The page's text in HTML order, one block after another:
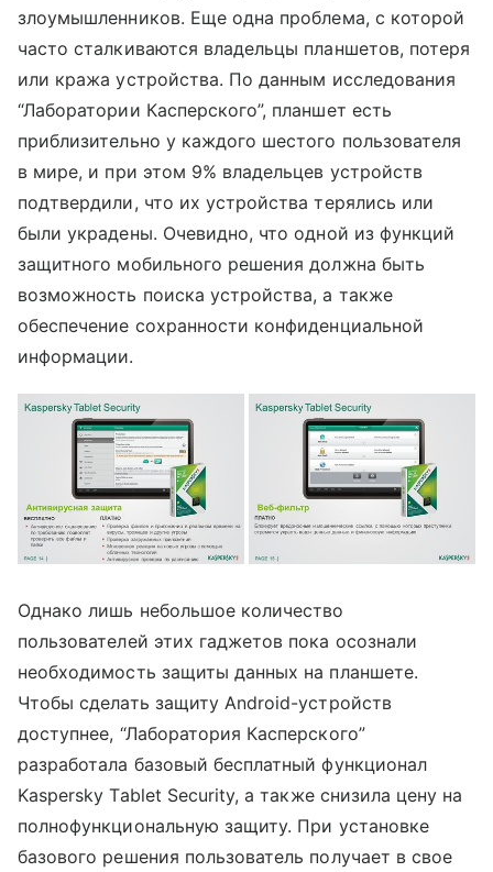
злоумышленников. Еще одна проблема, с которой
часто сталкиваются владельцы планшетов, потеря
или кража устройства. По данным исследования
“Лаборатории Касперского”, планшет есть
приблизительно у каждого шестого пользователя
в мире, и при этом 9% владельцев устройств
подтвердили, что их устройства терялись или
были украдены. Очевидно, что одной из функций
защитного мобильного решения должна быть
возможность поиска устройства, а также
обеспечение сохранности конфиденциальной
информации.
Однако лишь небольшое количество
пользователей этих гаджетов пока осознали
необходимость защиты данных на планшете.
Чтобы сделать защиту Android-устройств
доступнее, “Лаборатория Касперского”
разработала базовый бесплатный функционал
Kaspersky Tablet Security, а также снизила цену на
полнофункциональную защиту. При установке
базового решения пользователь получает в свое